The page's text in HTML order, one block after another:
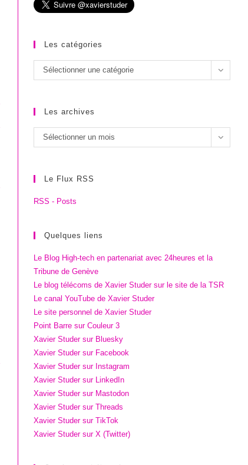
Les catégories
Les
catégories
Sélectionner une catégorie
Les archives
Les
archives
Sélectionner un mois
Le Flux RSS
RSS - Posts
Quelques liens
Le Blog High-tech en partenariat avec 24heures et la
Tribune de Genève
Le blog télécoms de Xavier Studer sur le site de la TSR
Le canal YouTube de Xavier Studer
Le site personnel de Xavier Studer
Point Barre sur Couleur 3
Xavier Studer sur Bluesky
Xavier Studer sur Facebook
Xavier Studer sur Instagram
Xavier Studer sur LinkedIn
Xavier Studer sur Mastodon
Xavier Studer sur Threads
Xavier Studer sur TikTok
Xavier Studer sur X (Twitter)